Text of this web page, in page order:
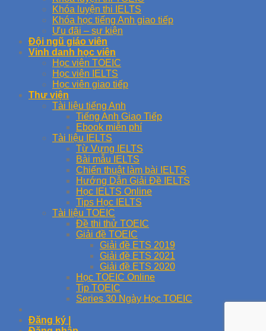
Khóa luyện thi IELTS
Khóa học tiếng Anh giao tiếp
Ưu đãi – sự kiện
Đội ngũ giáo viên
Vinh danh học viên
Học viên TOEIC
Học viên IELTS
Học viên giao tiếp
Thư viện
Tài liệu tiếng Anh
Tiếng Anh Giao Tiếp
Ebook miễn phí
Tài liệu IELTS
Từ Vựng IELTS
Bài mẫu IELTS
Chiến thuật làm bài IELTS
Hướng Dẫn Giải Đề IELTS
Học IELTS Online
Tips Học IELTS
Tài liệu TOEIC
Đề thi thử TOEIC
Giải đề TOEIC
Giải đề ETS 2019
Giải đề ETS 2021
Giải đề ETS 2020
Học TOEIC Online
Tip TOEIC
Series 30 Ngày Học TOEIC
Đăng ký |